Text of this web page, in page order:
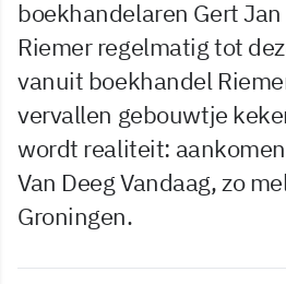
boekhandelaren Gert
Riemer regelmatig tot
vanuit boekhandel
vervallen gebouwtje
wordt realiteit:
Van Deeg Vandaag, zo
Groningen.